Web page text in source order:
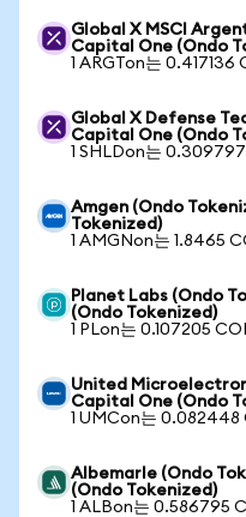
Global X MSCI
Capital One (Ondo
1 ARGTon는 0.417136
Global X Defense
Capital One (Ondo
1 SHLDon는
Amgen (Ondo
Tokenized)
1 AMGNon는 1.8465
Planet Labs (Ondo
(Ondo Tokenized)
1 PLon는 0.107205
United
Capital One (Ondo
1 UMCon는 0.082448
Albemarle (Ondo
(Ondo Tokenized)
1 ALBon는 0.586795